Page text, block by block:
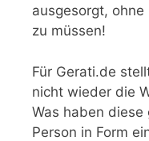
ausgesorgt,
zu müssen!
Für Gerati.de
nicht wieder die
Was haben diese
Person in Form